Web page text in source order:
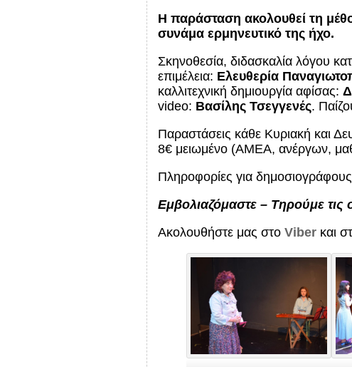
Η παράσταση ακολουθεί τη
συνάμα ερμηνευτικό της ήχο.
Σκηνοθεσία, διδασκαλία λόγου
επιμέλεια: Ελευθερία
καλλιτεχνική δημιουργία αφίσας:
video: Βασίλης Τσεγγενές.
Παραστάσεις κάθε Κυριακή και
8€ μειωμένο (ΑΜΕΑ, ανέργων,
Πληροφορίες για
Εμβολιαζόμαστε – Τηρούμε
Ακολουθήστε μας στο Viberκαι